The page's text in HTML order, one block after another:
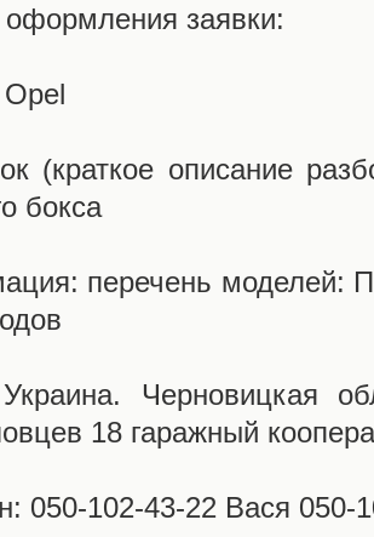
заявки:
(краткое описание
бокса
перечень моделей:
Черновицкая
18 гаражный
050-102-43-22 Вася 050-